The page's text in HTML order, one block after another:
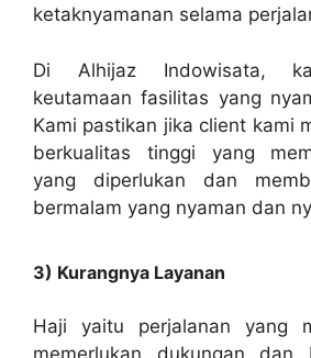
ketaknyamanan selama
Di Alhijaz Indowisata,
keutamaan fasilitas yang
Kami pastikan jika client kami
berkualitas tinggi yang
yang diperlukan dan
bermalam yang nyaman dan
3) Kurangnya Layanan
Haji yaitu perjalanan yang